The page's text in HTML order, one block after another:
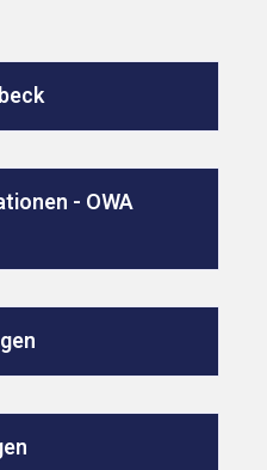
- OWA